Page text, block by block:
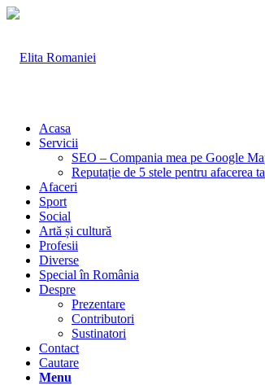
Acasa
Servicii
SEO – Compania mea pe Google
Reputație de 5 stele pentru afacerea ta
Afaceri
Sport
Social
Artă și cultură
Profesii
Diverse
Special în România
Despre
Prezentare
Contributori
Sustinatori
Contact
Cautare
Menu